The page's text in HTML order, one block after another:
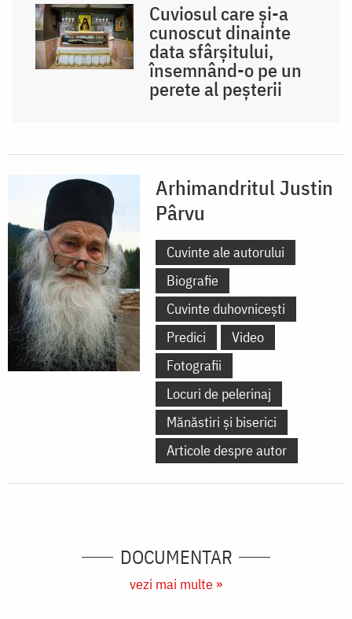
Cuviosul care și-a
cunoscut dinainte
data sfârșitului,
însemnând-o pe un
perete al peșterii
Arhimandritul Justin
Pârvu
Cuvinte ale autorului
Biografie
Cuvinte duhovnicești
Predici
Video
Fotografii
Locuri de pelerinaj
Mănăstiri și biserici
Articole despre autor
DOCUMENTAR
vezi mai multe »